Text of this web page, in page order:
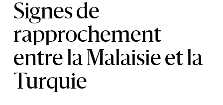
Signes de
rapprochement
entre la Malaisie et la
Turquie